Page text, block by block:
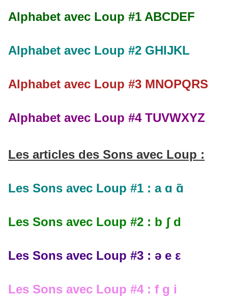
Alphabet avec Loup #1 ABCDEF
Alphabet avec Loup #2 GHIJKL
Alphabet avec Loup #3 MNOPQRS
Alphabet avec Loup #4 TUVWXYZ
Les articles des Sons avec Loup :
Les Sons avec Loup #1 : a ɑ ɑ̃
Les Sons avec Loup #2 : b ʃ d
Les Sons avec Loup #3 : ə e ε
Les Sons avec Loup #4 : f g i